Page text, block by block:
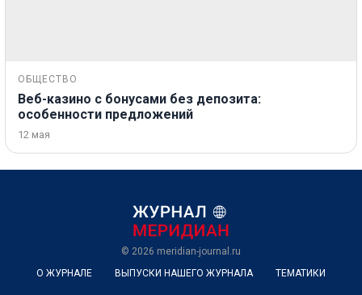
ОБЩЕСТВО
Веб-казино с бонусами без депозита:
особенности предложений
12 мая
© 2026 meridian-journal.ru
О ЖУРНАЛЕ
ВЫПУСКИ НАШЕГО ЖУРНАЛА ТЕМАТИКИ